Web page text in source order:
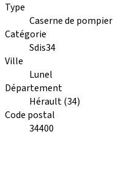
Type
Caserne de pompier
Catégorie
Sdis34
Ville
Lunel
Département
Hérault (34)
Code postal
34400